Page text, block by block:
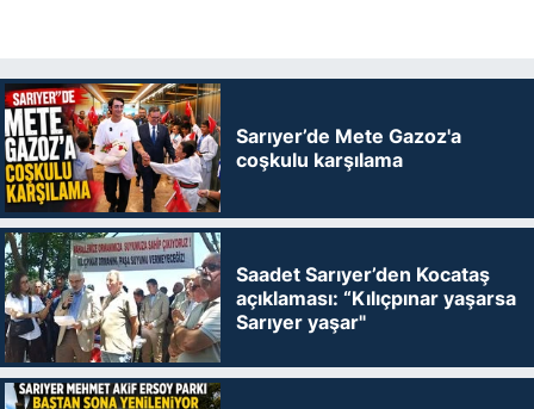
Sarıyer’de Mete Gazoz'a
coşkulu karşılama
Saadet Sarıyer’den Kocataş
açıklaması: “Kılıçpınar yaşarsa
Sarıyer yaşar"